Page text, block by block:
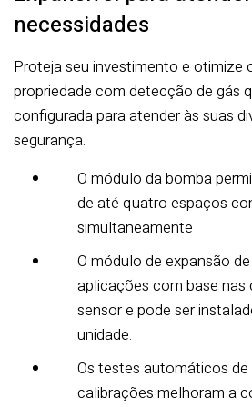
necessidades
Proteja seu investimento e otimize
propriedade com detecção de gás
configurada para atender às suas
segurança.
O módulo da bomba
de até quatro espaços
simultaneamente
O módulo de expansão
aplicações com base
sensor e pode ser
unidade.
Os testes automáticos
calibrações melhoram a